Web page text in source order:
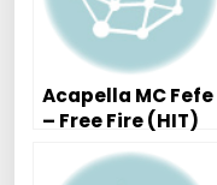
Acapella MC Fefe
– Free Fire (HIT)
Patatáh #2K18